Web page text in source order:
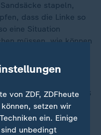
stapeln,
dass die Linke so
eine Situation
müssen, wie können
darum, das
wieder
[…]
von ZDF, ZDFheute
setzen wir
ein. Einige
unbedingt